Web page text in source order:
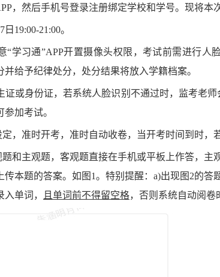
，然后手机号登录注册绑定学校和学号。现将本
日 19:00-21:00。
“学习通”APP开置摄像头权限，考试前需进行
并给予纪律处分，处分结果将放入学籍档案。
证或身份证，若系统人脸识别不通过时，监考老
加考试。
，准时开考，准时自动收卷，当开考时间到时，
和主观题，客观题直接在手机或平板上作答，主
传本题的答案。如图 1。特别提醒：a)出现图2的答
单词，
且单词前不得留空格，否则系统自动阅卷